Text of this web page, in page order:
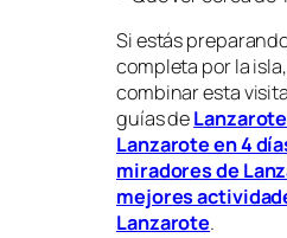
Si estás
completa por la
combinar esta
guías de
Lanzarote en 4
miradores de
mejores
Lanzarote.